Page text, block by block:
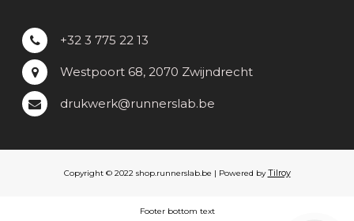
+32 3 775 22 13
Westpoort 68, 2070 Zwijndrecht
drukwerk@runnerslab.be
Copyright © 2022 shop.runnerslab.be | Powered byTilroy
Footer bottom text